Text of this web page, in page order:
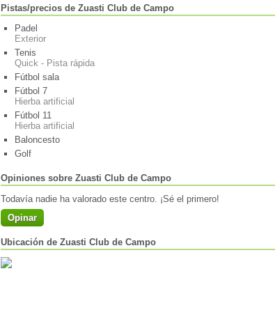
Pistas/precios de Zuasti Club de Campo
Padel
Exterior
Tenis
Quick - Pista rápida
Fútbol sala
Fútbol 7
Hierba artificial
Fútbol 11
Hierba artificial
Baloncesto
Golf
Opiniones sobre Zuasti Club de Campo
Todavía nadie ha valorado este centro. ¡Sé el primero!
Opinar
Ubicación de Zuasti Club de Campo